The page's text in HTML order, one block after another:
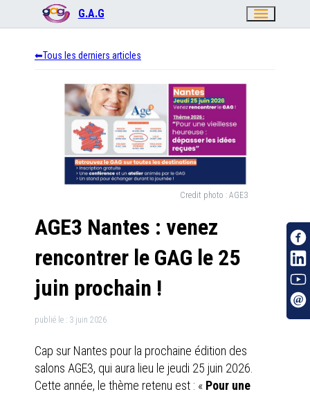
G.A.G menu
Tous les derniers articles
Credit photo : AGE3
AGE3 Nantes : venez
rencontrer le GAG le 25
juin prochain !
publié le : 3 juin 2026
Cap sur Nantes pour la prochaine édition des
salons AGE3, qui aura lieu le jeudi 25 juin 2026.
Cette année, le thème retenu est : « Pour une